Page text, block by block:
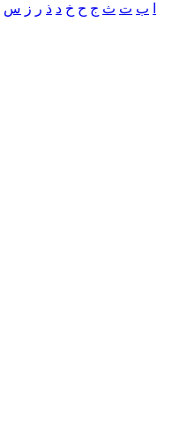
ب ت ث ج ح خ د ذ ر ز س